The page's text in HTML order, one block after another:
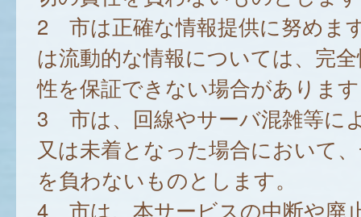
2 市は正確な情報提供に努めま
は流動的な情報については、完
性を保証できない場合がありま
3 市は、回線やサーバ混雑等に
又は未着となった場合において
を負わないものとします。
4 市は、本サービスの中断や廃